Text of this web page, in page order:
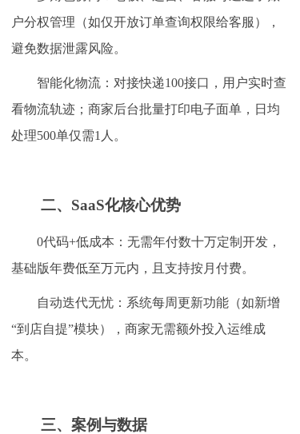
户分权管理（如仅开放订单查询权限给客服），
避免数据泄露风险。
智能化物流：对接快递100接口，用户实时查
看物流轨迹；商家后台批量打印电子面单，日均
处理500单仅需1人。
二、 SaaS化核心优势
0代码+低成本：无需年付数十万定制开发，
基础版年费低至万元内，且支持按月付费。
自动迭代无忧：系统每周更新功能（如新增
“到店自提”模块），商家无需额外投入运维成
本。
三、案例与数据